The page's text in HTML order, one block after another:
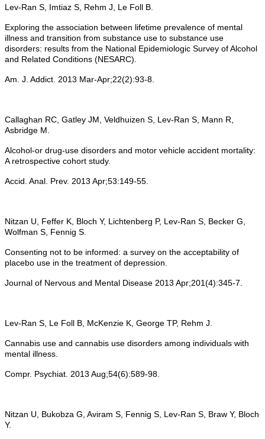
Lev-Ran S, Imtiaz S, Rehm J, Le Foll B.
Exploring the association between lifetime prevalence of mental
illness and transition from substance use to substance use
disorders: results from the National Epidemiologic Survey of Alcohol
and Related Conditions (NESARC).
Am. J. Addict. 2013 Mar-Apr;22(2):93-8.
Callaghan RC, Gatley JM, Veldhuizen S, Lev-Ran S, Mann R,
Asbridge M.
Alcohol-or drug-use disorders and motor vehicle accident mortality:
A retrospective cohort study.
Accid. Anal. Prev. 2013 Apr;53:149-55.
Nitzan U, Feffer K, Bloch Y, Lichtenberg P, Lev-Ran S, Becker G,
Wolfman S, Fennig S.
Consenting not to be informed: a survey on the acceptability of
placebo use in the treatment of depression.
Journal of Nervous and Mental Disease 2013 Apr;201(4):345-7.
Lev-Ran S, Le Foll B, McKenzie K, George TP, Rehm J.
Cannabis use and cannabis use disorders among individuals with
mental illness.
Compr. Psychiat. 2013 Aug;54(6):589-98.
Nitzan U, Bukobza G, Aviram S, Fennig S, Lev-Ran S, Braw Y, Bloch
Y.